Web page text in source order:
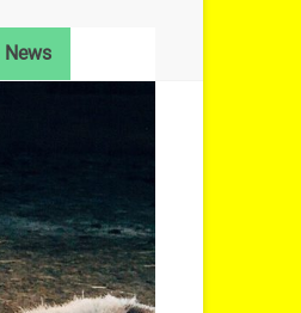
News